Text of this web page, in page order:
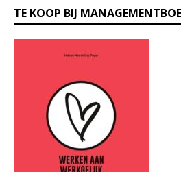
o
n
TE KOOP BIJ